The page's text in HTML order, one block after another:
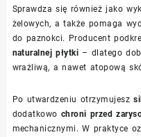
Sprawdza się również jako
żelowych, a także pomaga
do paznokci. Producent
naturalnej płytki – dlatego
wrażliwą, a nawet atopową
Po utwardzeniu otrzymujesz
dodatkowo chroni przed
mechanicznymi. W praktyce